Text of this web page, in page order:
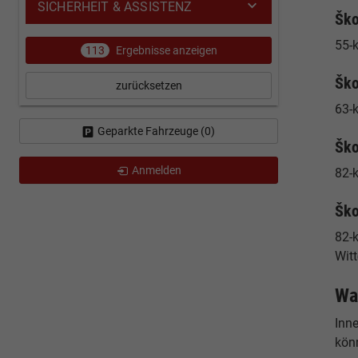
55-
63-
82-
82-
SICHERHEIT & ASSISTENZ
113 Ergebnisse anzeigen
zurücksetzen
Geparkte Fahrzeuge (0)
Anmelden